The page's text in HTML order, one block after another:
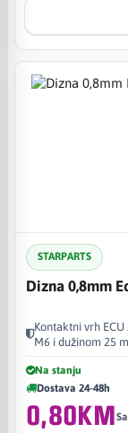
STARPARTS
Dizna 0,8mm
Kontaktni vrh
M6 i dužinom 25
Na stanju
Dostava 24-48h
0,80KM